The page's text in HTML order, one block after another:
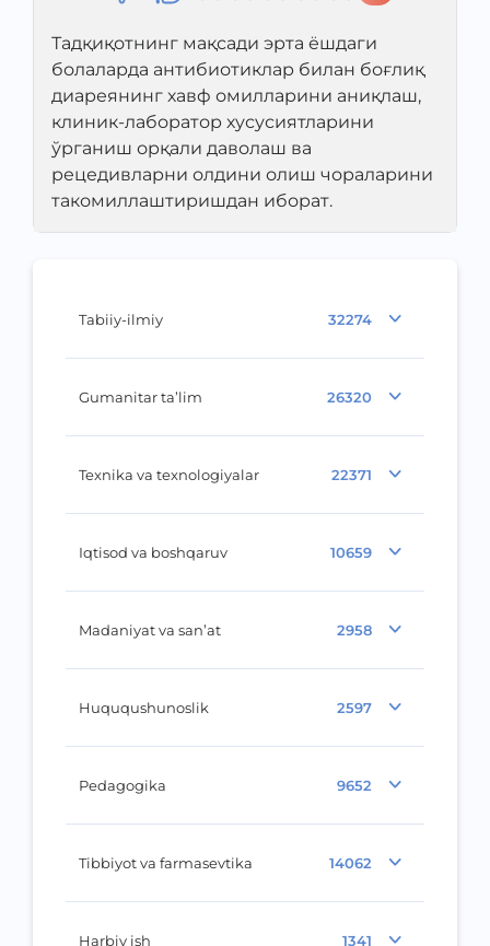
Tabiiy-ilmiy 32274
Gumanitar ta’lim 26320
Texnika va texnologiyalar 22371
Iqtisod va boshqaruv 10659
Madaniyat va san’at 2958
Huququshunoslik 2597
Pedagogika 9652
Tibbiyot va farmasevtika 14062
Harbiy ish 1341
Тадқиқотнинг мақсади эрта ёшдаги
болаларда антибиотиклар билан боғлиқ
диареянинг хавф омилларини аниқлаш,
клиник-лаборатор хусусиятларини
ўрганиш орқали даволаш ва
рецедивларни олдини олиш чораларини
такомиллаштиришдан иборат.